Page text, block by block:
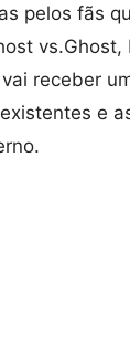
pelos fãs
receber
e